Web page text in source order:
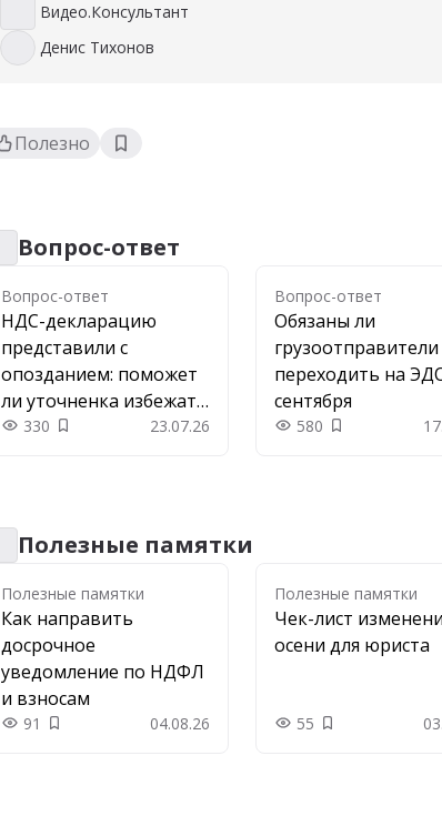
Видео.Консультант
Видео.Консультант
Денис Тихонов
Денис Тихонов
Полезно
Вопрос-ответ
Вопрос-ответ
Вопрос-ответ
НДС-декларацию
представили с
опозданием: поможет
ли уточненка избежать
штрафа
330 Добавить в закладки
23.07.26
Вопрос-ответ
Обязаны ли
грузоотправители
переходить на
сентября
580 Добавить в
Полезные памятки
Полезные памятки
Полезные памятки
Как направить
досрочное
уведомление по НДФЛ
и взносам
91 Добавить в закладки
04.08.26
Полезные памятки
Чек-лист
осени для юриста
55 Добавить в